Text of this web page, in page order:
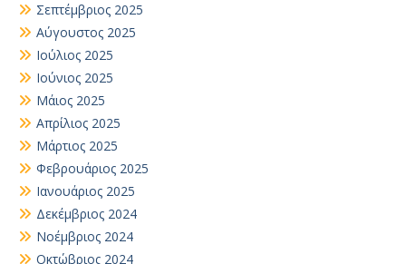
Σεπτέμβριος 2025
Αύγουστος 2025
Ιούλιος 2025
Ιούνιος 2025
Μάιος 2025
Απρίλιος 2025
Μάρτιος 2025
Φεβρουάριος 2025
Ιανουάριος 2025
Δεκέμβριος 2024
Νοέμβριος 2024
Οκτώβριος 2024